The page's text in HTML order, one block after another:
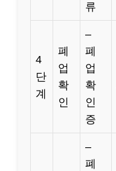
류
4
단
계
폐
업
확
인
–
폐
업
확
인
증
–
폐